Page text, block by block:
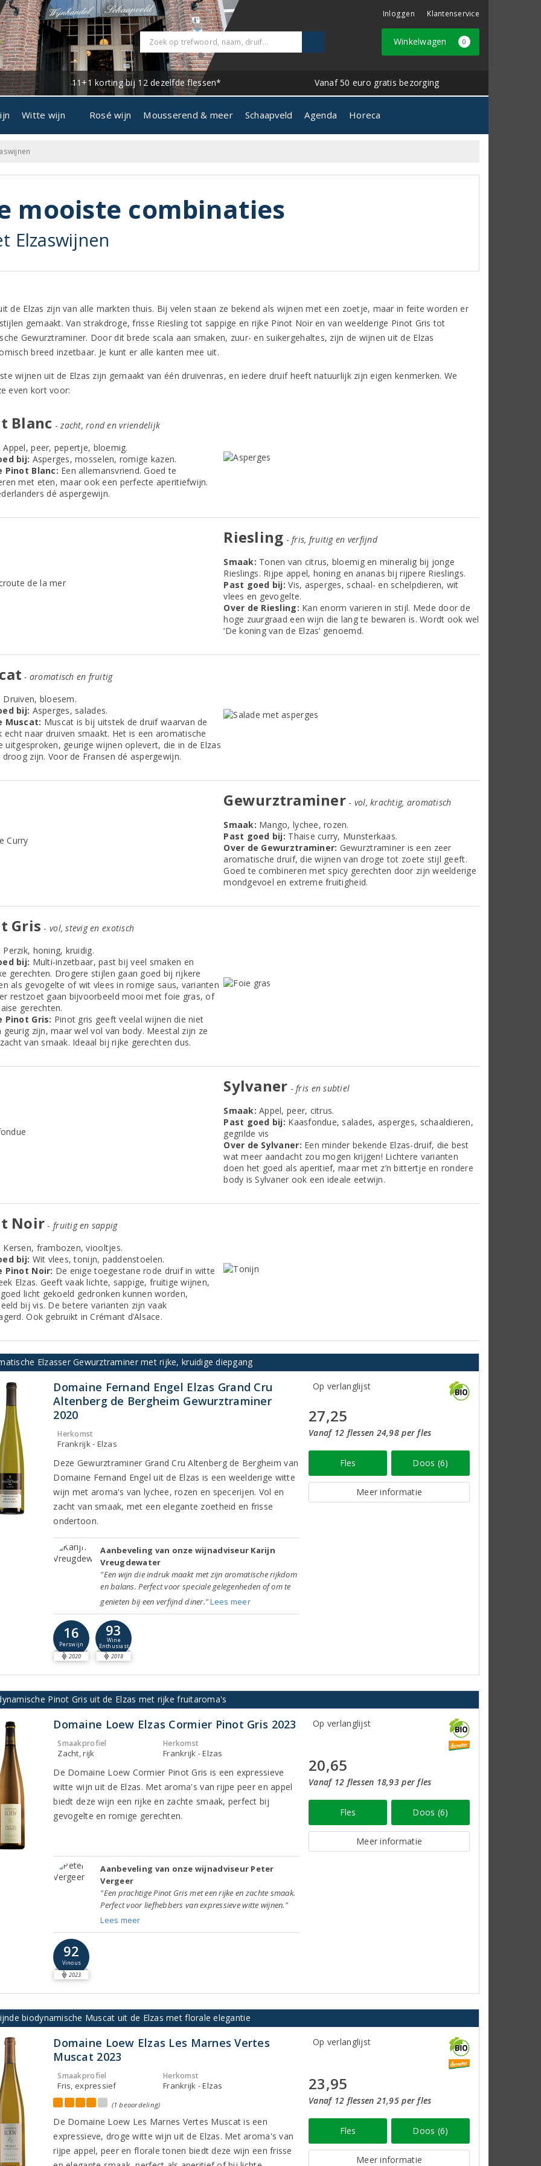
Inloggen Klantenservice
Winkelwagen 0
11+1 korting bij 12 dezelfde flessen* Vanaf 50 euro gratis bezorging
Witte wijn Rosé wijn Mousserend & meer Schaapveld Agenda Horeca
mooiste combinaties
Elzaswijnen
de Elzas zijn van alle markten thuis. Bij velen staan ze bekend als wijnen met een zoetje, maar in feite worden er
gemaakt. Van strakdroge, frisse Riesling tot sappige en rijke Pinot Noir en van weelderige Pinot Gris tot
Gewurztraminer. Door dit brede scala aan smaken, zuur- en suikergehaltes, zijn de wijnen uit de Elzas
breed inzetbaar. Je kunt er alle kanten mee uit.
wijnen uit de Elzas zijn gemaakt van één druivenras, en iedere druif heeft natuurlijk zijn eigen kenmerken. We
even kort voor:
Blanc -zacht, rond en vriendelijk
Appel, peer, pepertje, bloemig.
bij: Asperges, mosselen, romige kazen.
Pinot Blanc: Een allemansvriend. Goed te
met eten, maar ook een perfecte aperitiefwijn.
dé aspergewijn.
Riesling - fris, fruitig en verfijnd
Smaak: Tonen van citrus, bloemig en mineralig bij jonge
Rieslings. Rijpe appel, honing en ananas bij rijpere Rieslings.
Past goed bij: Vis, asperges, schaal- en schelpdieren, wit
vlees en gevogelte.
Over de Riesling: Kan enorm varieren in stijl. Mede door de
hoge zuurgraad een wijn die lang te bewaren is. Wordt ook wel
‘De koning van de Elzas’ genoemd.
- aromatisch en fruitig
Druiven, bloesem.
bij: Asperges, salades.
Muscat: Muscat is bij uitstek de druif waarvan de
echt naar druiven smaakt. Het is een aromatische
uitgesproken, geurige wijnen oplevert, die in de Elzas
zijn. Voor de Fransen dé aspergewijn.
Gewurztraminer- vol, krachtig, aromatisch
Smaak: Mango, lychee, rozen.
Past goed bij: Thaise curry, Munsterkaas.
Over de Gewurztraminer: Gewurztraminer is een zeer
aromatische druif, die wijnen van droge tot zoete stijl geeft.
Goed te combineren met spicy gerechten door zijn weelderige
mondgevoel en extreme fruitigheid.
Gris - vol, stevig en exotisch
Perzik, honing, kruidig.
bij: Multi-inzetbaar, past bij veel smaken en
gerechten. Drogere stijlen gaan goed bij rijkere
als gevogelte of wit vlees in romige saus, varianten
restzoet gaan bijvoorbeeld mooi met foie gras, of
gerechten.
Pinot Gris: Pinot gris geeft veelal wijnen die niet
geurig zijn, maar wel vol van body. Meestal zijn ze
van smaak. Ideaal bij rijke gerechten dus.
Sylvaner - fris en subtiel
Smaak: Appel, peer, citrus.
Past goed bij: Kaasfondue, salades, asperges, schaaldieren,
gegrilde vis
Over de Sylvaner: Een minder bekende Elzas-druif, die best
wat meer aandacht zou mogen krijgen! Lichtere varianten
doen het goed als aperitief, maar met z’n bittertje en rondere
body is Sylvaner ook een ideale eetwijn.
Noir - fruitig en sappig
Kersen, frambozen, viooltjes.
bij: Wit vlees, tonijn, paddenstoelen.
Pinot Noir: De enige toegestane rode druif in witte
Elzas. Geeft vaak lichte, sappige, fruitige wijnen,
licht gekoeld gedronken kunnen worden,
bij vis. De betere varianten zijn vaak
Ook gebruikt in Crémant d’Alsace.
Elzasser Gewurztraminer met rijke, kruidige diepgang
Domaine Fernand Engel Elzas Grand Cru
Altenberg de Bergheim Gewurztraminer
2020
Herkomst
Frankrijk - Elzas
Deze Gewurztraminer Grand Cru Altenberg de Bergheim van
Domaine Fernand Engel uit de Elzas is een weelderige witte
wijn met aroma's van lychee, rozen en specerijen. Vol en
zacht van smaak, met een elegante zoetheid en frisse
ondertoon.
Aanbeveling van onze wijnadviseur Karijn
Vreugdewater
"Een wijn die indruk maakt met zijn aromatische rijkdom
en balans. Perfect voor speciale gelegenheden of om te
genieten bij een verfijnd diner."Lees meer
16
Perswijn
2020
93
Wine
Enthusiast
2018
Op verlanglijst
27,25
Vanaf 12 flessen 24,98 per fles
Fles Doos (6)
Meer informatie
Pinot Gris uit de Elzas met rijke fruitaroma's
Domaine Loew Elzas Cormier Pinot Gris 2023
Smaakprofiel
Zacht, rijk
Herkomst
Frankrijk - Elzas
De Domaine Loew Cormier Pinot Gris is een expressieve
witte wijn uit de Elzas. Met aroma's van rijpe peer en appel
biedt deze wijn een rijke en zachte smaak, perfect bij
gevogelte en romige gerechten.
Aanbeveling van onze wijnadviseur Peter
Vergeer
"Een prachtige Pinot Gris met een rijke en zachte smaak.
Perfect voor liefhebbers van expressieve witte wijnen."
Lees meer
92
Vinous
2023
Op verlanglijst
20,65
Vanaf 12 flessen 18,93 per fles
Fles Doos (6)
Meer informatie
biodynamische Muscat uit de Elzas met florale elegantie
Domaine Loew Elzas Les Marnes Vertes
Muscat 2023
Smaakprofiel
Fris, expressief
Herkomst
Frankrijk - Elzas
(1 beoordeling)
De Domaine Loew Les Marnes Vertes Muscat is een
expressieve, droge witte wijn uit de Elzas. Met aroma's van
rijpe appel, peer en florale tonen biedt deze wijn een frisse
Op verlanglijst
23,95
Vanaf 12 flessen 21,95 per fles
Fles Doos (6)
Meer informatie